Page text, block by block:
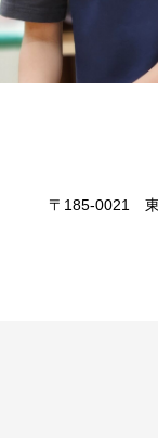
〒185-0021 東